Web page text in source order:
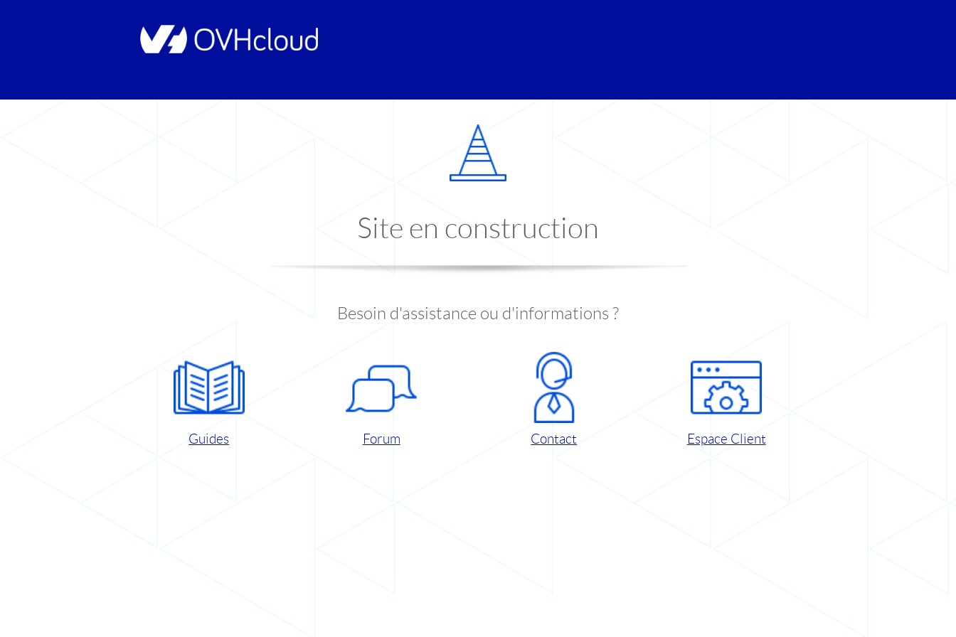
Site en construction
Besoin d'assistance ou d'informations ?
Guides Forum Contact Espace Client